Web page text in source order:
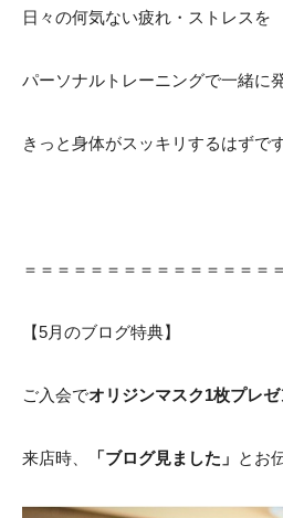
日々の何気ない疲れ・ストレスを
パーソナルトレーニングで一緒に
きっと身体がスッキリするはずで
＝＝＝＝＝＝＝＝＝＝＝＝＝＝＝
【5月のブログ特典】
ご入会でオリジンマスク1枚プレゼ
来店時、 「ブログ見ました」 とお